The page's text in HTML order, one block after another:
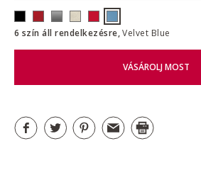
6 szín áll rendelkezésre,Velvet Blue
VÁSÁROLJ MOST